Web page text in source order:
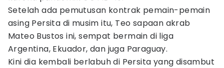
Setelah ada pemutusan kontrak pemain-pemain
asing Persita di musim itu, Teo sapaan akrab
Mateo Bustos ini, sempat bermain di liga
Argentina, Ekuador, dan juga Paraguay.
Kini dia kembali berlabuh di Persita yang disambut